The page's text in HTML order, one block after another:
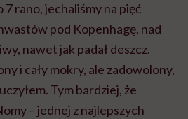
rano, jechaliśmy na pięć
pod Kopenhagę, nad
nawet jak padał deszcz.
i cały mokry, ale zadowolony,
Tym bardziej, że
– jednej z najlepszych